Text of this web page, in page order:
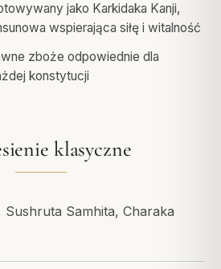
jako Karkidaka Kanji,
wspierająca siłę i witalność
zboże odpowiednie dla
konstytucji
klasyczne
Samhita, Charaka